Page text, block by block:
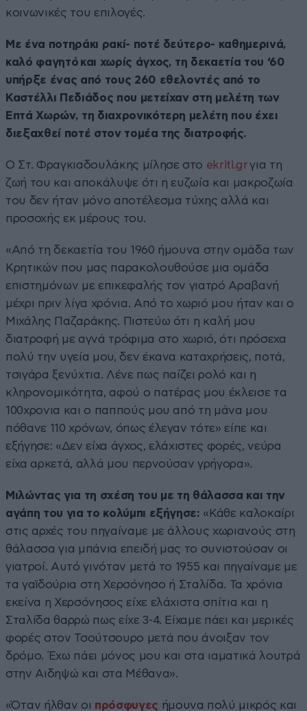
κοινωνικές του επιλογές.
Με ένα ποτηράκι ρακί- ποτέ δεύτερο- καθημερινά,
καλό φαγητό και χωρίς άγχος, τη δεκαετία του ‘60
υπήρξε ένας από τους 260 εθελοντές από το
Καστέλλι Πεδιάδος που μετείχαν στη μελέτη των
Επτά Χωρών, τη διαχρονικότερη μελέτη που έχει
διεξαχθεί ποτέ στον τομέα της διατροφής.
Ο Στ. Φραγκιαδουλάκης μίλησε στο ekriti.grγια τη
ζωή του και αποκάλυψε ότι η ευζωία και μακροζωία
του δεν ήταν μόνο αποτέλεσμα τύχης αλλά και
προσοχής εκ μέρους του.
«Από τη δεκαετία του 1960 ήμουνα στην ομάδα των
Κρητικών που μας παρακολουθούσε μια ομάδα
επιστημόνων με επικεφαλής τον γιατρό Αραβανή
μέχρι πριν λίγα χρόνια. Από το χωριό μου ήταν και ο
Μιχάλης Παζαράκης. Πιστεύω ότι η καλή μου
διατροφή με αγνά τρόφιμα στο χωριό, ότι πρόσεχα
πολύ την υγεία μου, δεν έκανα καταχρήσεις, ποτά,
τσιγάρα ξενύχτια. Λένε πως παίζει ρολό και η
κληρονομικότητα, αφού ο πατέρας μου έκλεισε τα
100χρονια και ο παππούς μου από τη μάνα μου
πόθανε 110 χρόνων, όπως έλεγαν τότε» είπε και
εξήγησε: «Δεν είχα άγχος, ελάχιστες φορές, νεύρα
είχα αρκετά, αλλά μου περνούσαν γρήγορα».
Μιλώντας για τη σχέση του με τη θάλασσα και την
αγάπη του για το κολύμπι εξήγησε: «Κάθε καλοκαίρι
στις αρχές του πηγαίναμε με άλλους χωριανούς στη
θάλασσα για μπάνια επειδή μας το συνιστούσαν οι
γιατροί. Αυτό γινόταν μετά το 1955 και πηγαίναμε με
τα γαϊδούρια στη Χερσόνησο ή Σταλίδα. Τα χρόνια
εκείνα η Χερσόνησος είχε ελάχιστα σπίτια και η
Σταλίδα θαρρώ πως είχε 3-4. Είχαμε πάει και μερικές
φορές στον Τσούτσουρο μετά που άνοιξαν τον
δρόμο. Έχω πάει μόνος μου και στα ιαματικά λουτρά
στην Αιδηψώ και στα Μέθανα».
«Όταν ήλθαν οι πρόσφυγες ήμουνα πολύ μικρός και